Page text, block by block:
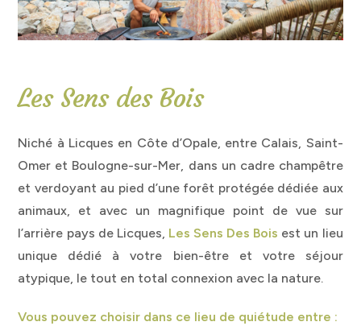
Les Sens des Bois
Niché à Licques en Côte d’Opale, entre Calais, Saint-
Omer et Boulogne-sur-Mer, dans un cadre champêtre
et verdoyant au pied d’une forêt protégée dédiée aux
animaux, et avec un magnifique point de vue sur
l’arrière pays de Licques, Les Sens Des Bois est un lieu
unique dédié à votre bien-être et votre séjour
atypique, le tout en total connexion avec la nature.
Vous pouvez choisir dans ce lieu de quiétude entre :